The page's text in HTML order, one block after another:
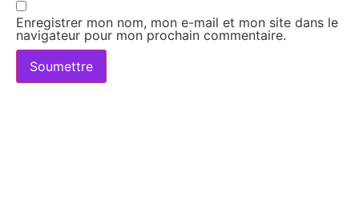
Enregistrer mon nom, mon e-mail et mon site dans le
navigateur pour mon prochain commentaire.